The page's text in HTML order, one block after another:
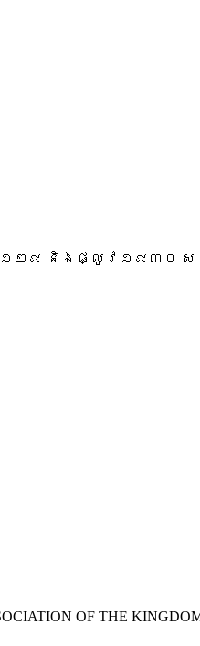
២៩ និងផ្លូវ១៩៣០ ស
OF THE